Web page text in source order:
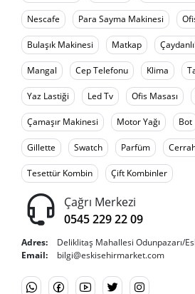
Nescafe Para Sayma Makinesi
Bulaşık Makinesi Matkap
Mangal Cep Telefonu Klima
Yaz Lastiği Led Tv Ofis Masası
Çamaşır Makinesi Motor Yağı Bot
Gillette Swatch Parfüm
Tesettür Kombin Çift Kombinler
Çağrı Merkezi
0545 229 22 09
Adres:
Deliklitaş Mahallesi Odunpazarı/
Email:
bilgi@eskisehirmarket.com